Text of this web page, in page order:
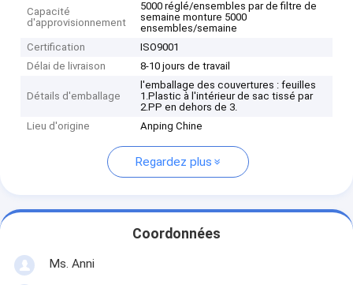
Capacité
d'approvisionnement
5000 réglé/ensembles par de filtre de
semaine monture 5000
ensembles/semaine
Certification
ISO9001
Délai de livraison
8-10 jours de travail
Détails d'emballage
l'emballage des couvertures : feuilles
1.Plastic à l'intérieur de sac tissé par
2.PP en dehors de 3.
Lieu d'origine
Anping Chine
Regardez plus
Coordonnées
Ms. Anni